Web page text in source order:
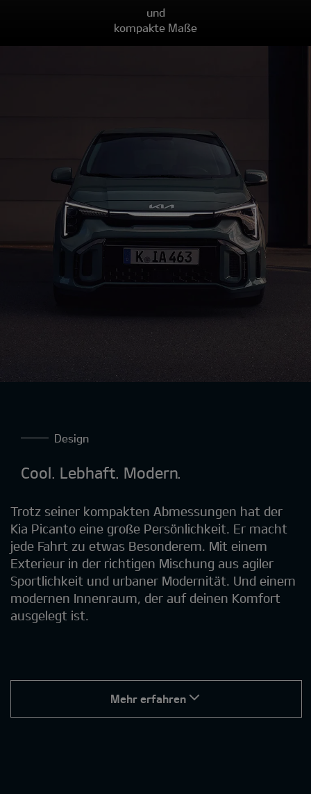
und
kompakte Maße
Design
Cool. Lebhaft. Modern.
Trotz seiner kompakten Abmessungen hat der
Kia Picanto eine große Persönlichkeit. Er macht
jede Fahrt zu etwas Besonderem. Mit einem
Exterieur in der richtigen Mischung aus agiler
Sportlichkeit und urbaner Modernität. Und einem
modernen Innenraum, der auf deinen Komfort
ausgelegt ist.
Mehr erfahren